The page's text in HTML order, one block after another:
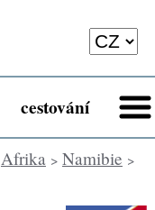
cestování
Afrika> Namibie >